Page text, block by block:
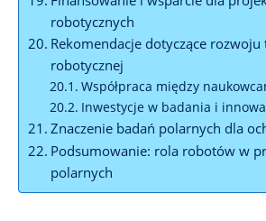
robotycznych
Rekomendacje ​dotyczące
robotycznej
Współpraca między
Inwestycje w ⁤badania i
Znaczenie badań polarnych⁣ dla
Podsumowanie: rola robotów w
polarnych